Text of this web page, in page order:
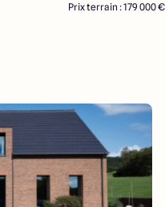
Prix terrain : 179 000 €